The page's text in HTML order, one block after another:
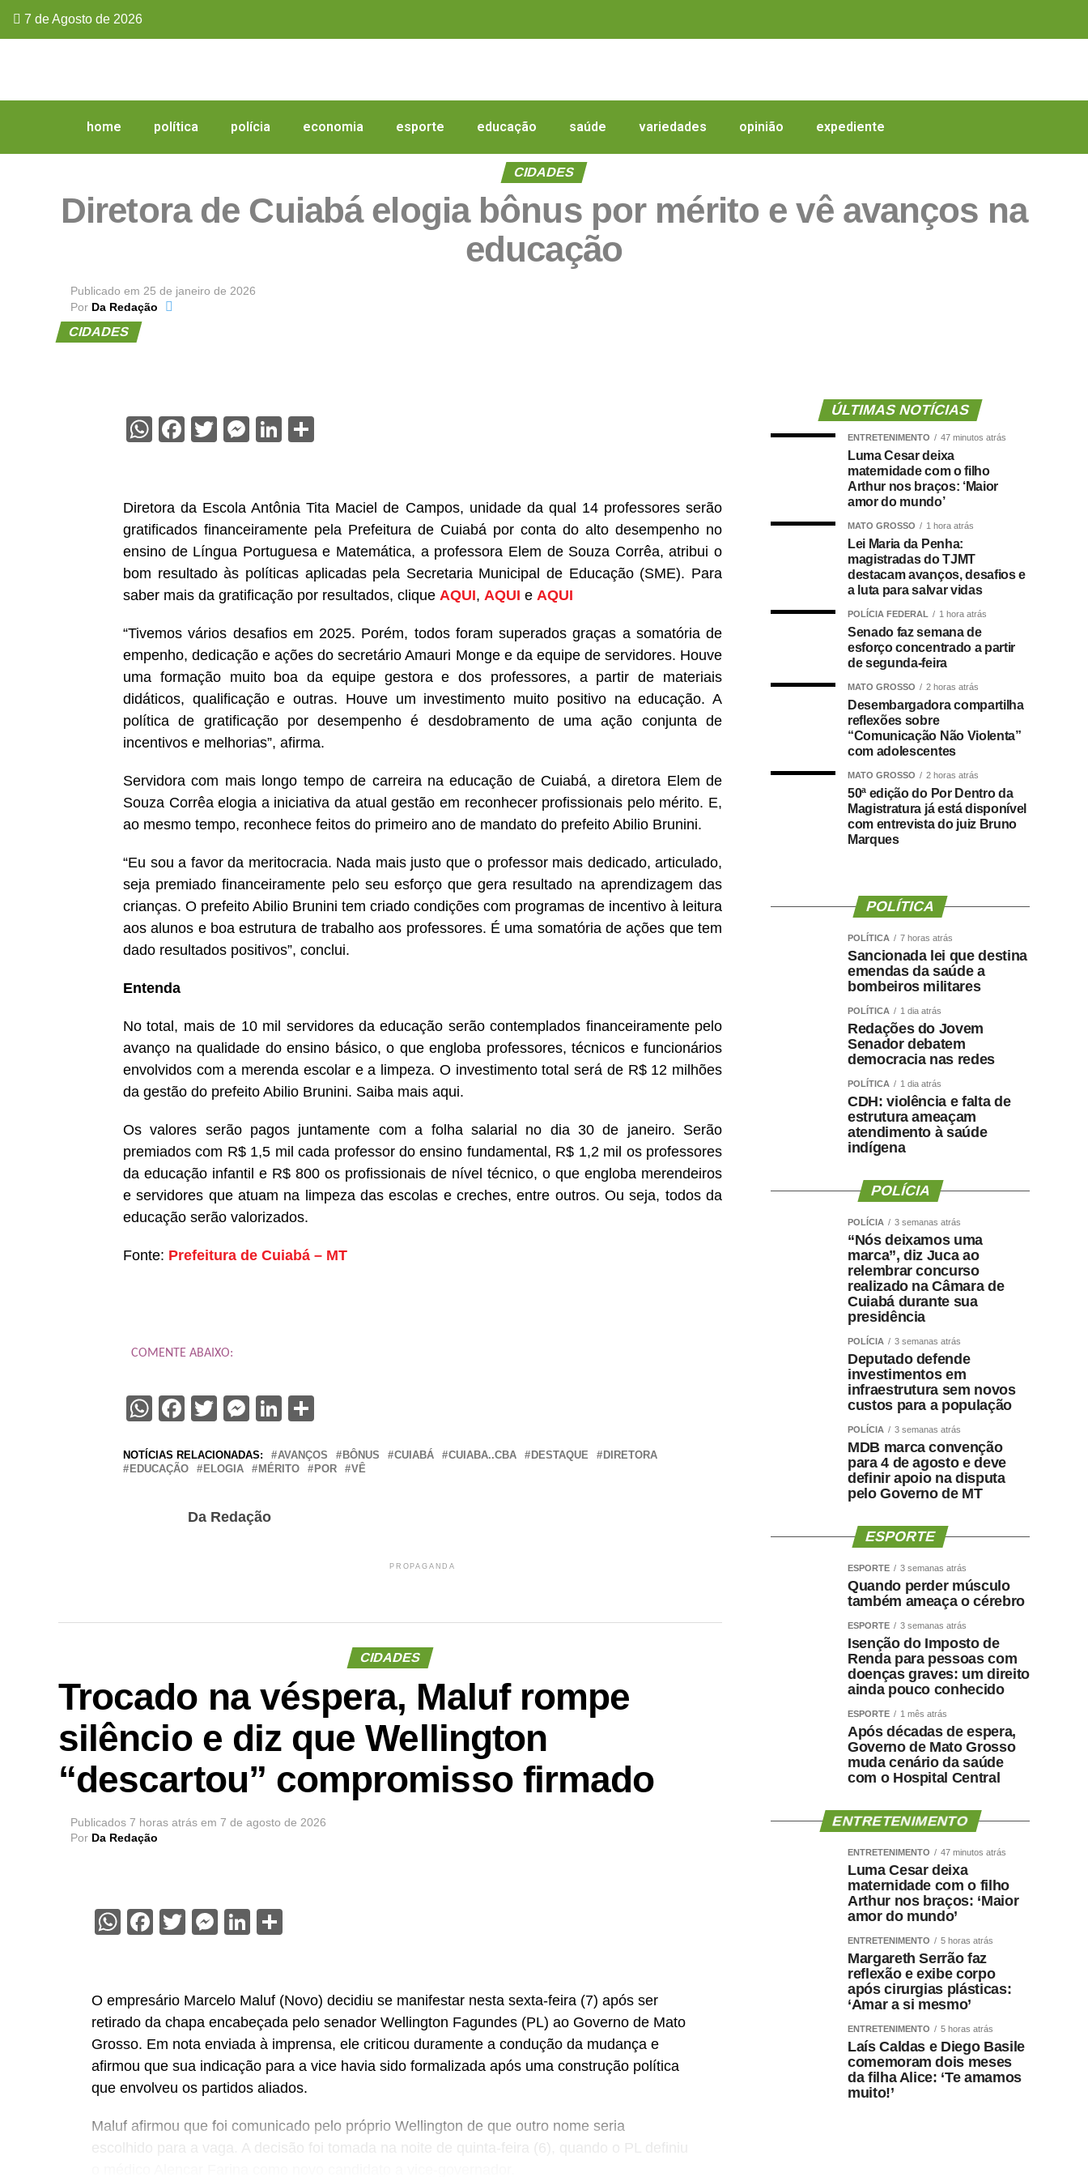
7 de Agosto de 2026
home política polícia economia esporte educação saúde variedades opinião expediente
CIDADES
Diretora de Cuiabá elogia bônus por mérito e vê avanços na
educação
Publicado em 25 de janeiro de 2026
Por Da Redação
CIDADES
WhatsApp
Facebook
Twitter
Messenger
LinkedIn
Diretora da Escola Antônia Tita Maciel de Campos, unidade da qual 14 professores serão
gratificados financeiramente pela Prefeitura de Cuiabá por conta do alto desempenho no
ensino de Língua Portuguesa e Matemática, a professora Elem de Souza Corrêa, atribui o
bom resultado às políticas aplicadas pela Secretaria Municipal de Educação (SME). Para
saber mais da gratificação por resultados, clique AQUI, AQUI e AQUI
“Tivemos vários desafios em 2025. Porém, todos foram superados graças a somatória de
empenho, dedicação e ações do secretário Amauri Monge e da equipe de servidores. Houve
uma formação muito boa da equipe gestora e dos professores, a partir de materiais
didáticos, qualificação e outras. Houve um investimento muito positivo na educação. A
política de gratificação por desempenho é desdobramento de uma ação conjunta de
incentivos e melhorias”, afirma.
Servidora com mais longo tempo de carreira na educação de Cuiabá, a diretora Elem de
Souza Corrêa elogia a iniciativa da atual gestão em reconhecer profissionais pelo mérito. E,
ao mesmo tempo, reconhece feitos do primeiro ano de mandato do prefeito Abilio Brunini.
“Eu sou a favor da meritocracia. Nada mais justo que o professor mais dedicado, articulado,
seja premiado financeiramente pelo seu esforço que gera resultado na aprendizagem das
crianças. O prefeito Abilio Brunini tem criado condições com programas de incentivo à leitura
aos alunos e boa estrutura de trabalho aos professores. É uma somatória de ações que tem
dado resultados positivos”, conclui.
Entenda
No total, mais de 10 mil servidores da educação serão contemplados financeiramente pelo
avanço na qualidade do ensino básico, o que engloba professores, técnicos e funcionários
envolvidos com a merenda escolar e a limpeza. O investimento total será de R$ 12 milhões
da gestão do prefeito Abilio Brunini. Saiba mais aqui.
Os valores serão pagos juntamente com a folha salarial no dia 30 de janeiro. Serão
premiados com R$ 1,5 mil cada professor do ensino fundamental, R$ 1,2 mil os professores
da educação infantil e R$ 800 os profissionais de nível técnico, o que engloba merendeiros
e servidores que atuam na limpeza das escolas e creches, entre outros. Ou seja, todos da
educação serão valorizados.
Fonte: Prefeitura de Cuiabá – MT
COMENTE ABAIXO:
WhatsApp
Facebook
Twitter
Messenger
LinkedIn
NOTÍCIAS RELACIONADAS: AVANÇOS BÔNUS CUIABÁ CUIABA..CBA DESTAQUE
DIRETORA
EDUCAÇÃO
ELOGIA MÉRITO POR VÊ
Da Redação
PROPAGANDA
CIDADES
Trocado na véspera, Maluf rompe
silêncio e diz que Wellington
“descartou” compromisso firmado
Publicados 7 horas atrás em 7 de agosto de 2026
Por Da Redação
WhatsApp
Facebook
Twitter
Messenger
LinkedIn
O empresário Marcelo Maluf (Novo) decidiu se manifestar nesta sexta-feira (7) após ser
retirado da chapa encabeçada pelo senador Wellington Fagundes (PL) ao Governo de Mato
Grosso. Em nota enviada à imprensa, ele criticou duramente a condução da mudança e
afirmou que sua indicação para a vice havia sido formalizada após uma construção política
que envolveu os partidos aliados.
Maluf afirmou que foi comunicado pelo próprio Wellington de que outro nome seria
escolhido para a vaga. A decisão foi tomada na noite de quinta-feira (6), quando o PL definiu
ÚLTIMAS NOTÍCIAS
ENTRETENIMENTO 47 minutos atrás
Luma Cesar deixa
maternidade com o filho
Arthur nos braços: ‘Maior
amor do mundo’
MATO GROSSO 1 hora atrás
Lei Maria da Penha:
magistradas do TJMT
destacam avanços, desafios e
a luta para salvar vidas
POLÍCIA FEDERAL 1 hora atrás
Senado faz semana de
esforço concentrado a partir
de segunda-feira
MATO GROSSO 2 horas atrás
Desembargadora compartilha
reflexões sobre
“Comunicação Não Violenta”
com adolescentes
MATO GROSSO 2 horas atrás
50ª edição do Por Dentro da
Magistratura já está disponível
com entrevista do juiz Bruno
Marques
POLÍTICA
POLÍTICA 7 horas atrás
Sancionada lei que destina
emendas da saúde a
bombeiros militares
POLÍTICA 1 dia atrás
Redações do Jovem
Senador debatem
democracia nas redes
POLÍTICA 1 dia atrás
CDH: violência e falta de
estrutura ameaçam
atendimento à saúde
indígena
POLÍCIA
POLÍCIA 3 semanas atrás
“Nós deixamos uma
marca”, diz Juca ao
relembrar concurso
realizado na Câmara de
Cuiabá durante sua
presidência
POLÍCIA 3 semanas atrás
Deputado defende
investimentos em
infraestrutura sem novos
custos para a população
POLÍCIA 3 semanas atrás
MDB marca convenção
para 4 de agosto e deve
definir apoio na disputa
pelo Governo de MT
ESPORTE
ESPORTE 3 semanas atrás
Quando perder músculo
também ameaça o cérebro
ESPORTE 3 semanas atrás
Isenção do Imposto de
Renda para pessoas com
doenças graves: um direito
ainda pouco conhecido
ESPORTE 1 mês atrás
Após décadas de espera,
Governo de Mato Grosso
muda cenário da saúde
com o Hospital Central
ENTRETENIMENTO
ENTRETENIMENTO 47 minutos atrás
Luma Cesar deixa
maternidade com o filho
Arthur nos braços: ‘Maior
amor do mundo’
ENTRETENIMENTO 5 horas atrás
Margareth Serrão faz
reflexão e exibe corpo
após cirurgias plásticas:
‘Amar a si mesmo’
ENTRETENIMENTO 5 horas atrás
Laís Caldas e Diego Basile
comemoram dois meses
da filha Alice: ‘Te amamos
muito!’